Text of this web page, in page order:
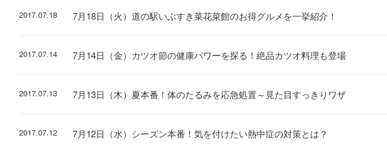
2017.07.18 7月18日（火）道の駅いぶすき菜花菜館のお得グルメを一挙紹介！
2017.07.14 7月14日（金）カツオ節の健康パワーを探る！絶品カツオ料理も登場
2017.07.13 7月13日（木）夏本番！体のたるみを応急処置～見た目すっきりワザ
2017.07.12 7月12日（水）シーズン本番！気を付けたい熱中症の対策とは？